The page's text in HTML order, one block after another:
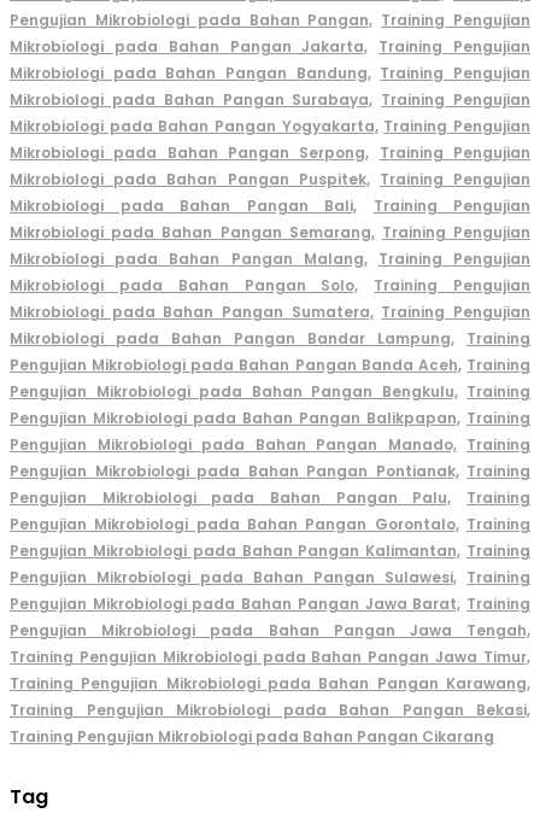
Pengujian Mikrobiologi pada Bahan Pangan, Training Pengujian
Mikrobiologi pada Bahan Pangan Jakarta, Training Pengujian
Mikrobiologi pada Bahan Pangan Bandung, Training Pengujian
Mikrobiologi pada Bahan Pangan Surabaya, Training Pengujian
Mikrobiologi pada Bahan Pangan Yogyakarta, Training Pengujian
Mikrobiologi pada Bahan Pangan Serpong, Training Pengujian
Mikrobiologi pada Bahan Pangan Puspitek, Training Pengujian
Mikrobiologi pada Bahan Pangan Bali,
Training Pengujian
Mikrobiologi pada Bahan Pangan Semarang, Training Pengujian
Mikrobiologi pada Bahan Pangan Malang,
Training Pengujian
Mikrobiologi pada Bahan Pangan Solo,
Training Pengujian
Mikrobiologi pada Bahan Pangan Sumatera, Training Pengujian
Mikrobiologi pada Bahan Pangan Bandar Lampung,
Training
Pengujian Mikrobiologi pada Bahan Pangan Banda Aceh, Training
Pengujian Mikrobiologi pada Bahan Pangan Bengkulu, Training
Pengujian Mikrobiologi pada Bahan Pangan Balikpapan, Training
Pengujian Mikrobiologi pada Bahan Pangan Manado, Training
Pengujian Mikrobiologi pada Bahan Pangan Pontianak, Training
Pengujian Mikrobiologi pada Bahan Pangan Palu,
Training
Pengujian Mikrobiologi pada Bahan Pangan Gorontalo, Training
Pengujian Mikrobiologi pada Bahan Pangan Kalimantan, Training
Pengujian Mikrobiologi pada Bahan Pangan Sulawesi, Training
Pengujian Mikrobiologi pada Bahan Pangan Jawa Barat, Training
Pengujian Mikrobiologi pada Bahan Pangan Jawa Tengah,
Training Pengujian Mikrobiologi pada Bahan Pangan Jawa Timur,
Training Pengujian Mikrobiologi pada Bahan Pangan Karawang,
Training Pengujian Mikrobiologi pada Bahan Pangan Bekasi,
Training Pengujian Mikrobiologi pada Bahan Pangan Cikarang
Tag